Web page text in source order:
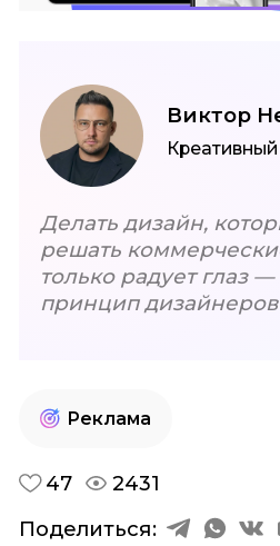
Делать дизайн,
решать
только радует глаз —
принцип дизайнеров
Виктор
Реклама
47 2431
Поделиться: